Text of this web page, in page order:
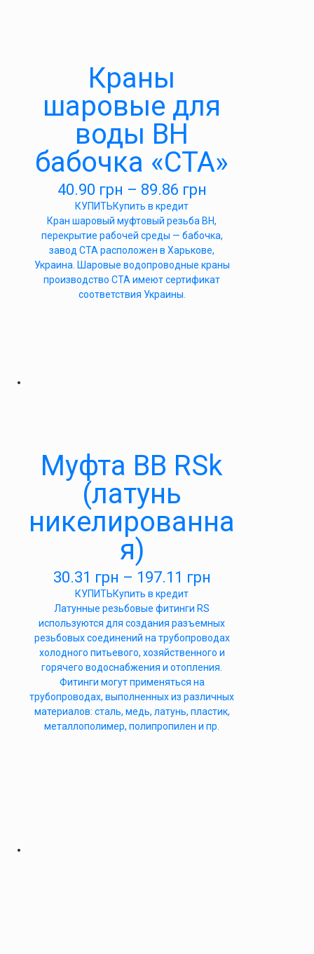
Краны
шаровые для
воды ВН
бабочка «СТА»
40.90 грн – 89.86 грн
КУПИТЬКупить в кредит
Кран шаровый муфтовый резьба ВН,
перекрытие рабочей среды — бабочка,
завод СТА расположен в Харькове,
Украина. Шаровые водопроводные краны
производство СТА имеют сертификат
соответствия Украины.
Муфта ВВ RSk
(латунь
никелированна
я)
30.31 грн – 197.11 грн
КУПИТЬКупить в кредит
Латунные резьбовые фитинги RS
используются для создания разъемных
резьбовых соединений на трубопроводах
холодного питьевого, хозяйственного и
горячего водоснабжения и отопления.
Фитинги могут применяться на
трубопроводах, выполненных из различных
материалов: сталь, медь, латунь, пластик,
металлополимер, полипропилен и пр.